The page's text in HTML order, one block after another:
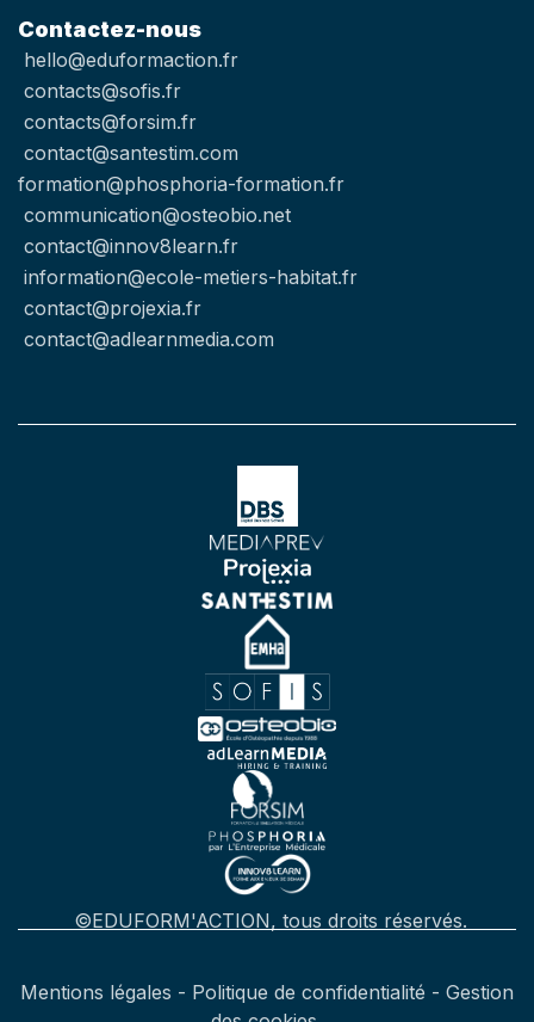
Contactez-nous
hello@eduformaction.fr
contacts@sofis.fr
contacts@forsim.fr
contact@santestim.com
formation@phosphoria-formation.fr
communication@osteobio.net
contact@innov8learn.fr
information@ecole-metiers-habitat.fr
contact@projexia.fr
contact@adlearnmedia.com
©EDUFORM'ACTION, tous droits réservés.
Mentions légales - Politique de confidentialité - Gestion